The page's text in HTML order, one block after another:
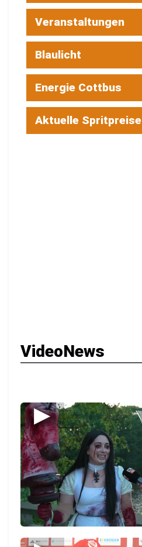
Veranstaltungen
Blaulicht
Energie Cottbus
Aktuelle Spritpreise
VideoNews
▶